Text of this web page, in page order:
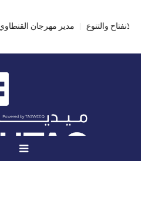
مدير مهرجان القنطاوي: الدورة